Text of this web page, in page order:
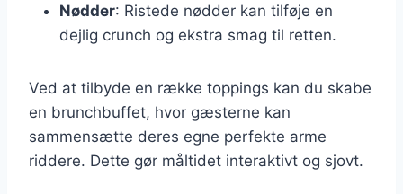
Nødder: Ristede nødder kan tilføje en
dejlig crunch og ekstra smag til retten.
Ved at tilbyde en række toppings kan du skabe
en brunchbuffet, hvor gæsterne kan
sammensætte deres egne perfekte arme
riddere. Dette gør måltidet interaktivt og sjovt.